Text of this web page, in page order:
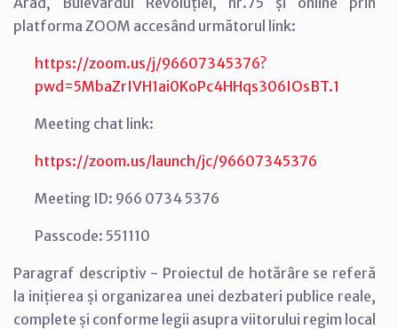
platforma ZOOM accesând următorul link:
https://zoom.us/j/96607345376?
pwd=5MbaZrIVH1ai0KoPc4HHqs306IOsBT.1
Meeting chat link:
https://zoom.us/launch/jc/96607345376
Meeting ID: 966 0734 5376
Passcode: 551110
Paragraf descriptiv - Proiectul de hotărâre se referă
la inițierea și organizarea unei dezbateri publice reale,
complete și conforme legii asupra viitorului regim local